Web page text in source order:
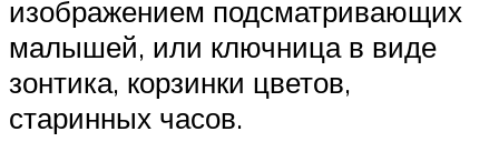
изображением подсматривающих
малышей, или ключница в виде
зонтика, корзинки цветов,
старинных часов.